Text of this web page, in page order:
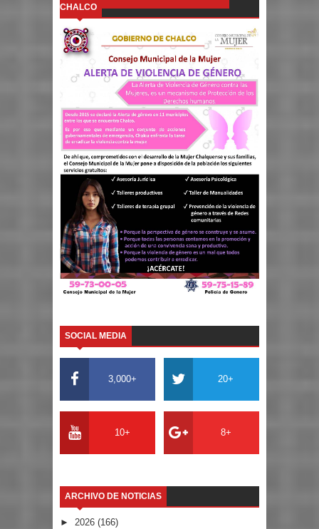
CHALCO
SOCIAL MEDIA
3,000+ 20+
10+ 8+
ARCHIVO DE NOTICIAS
► 2026 (166)